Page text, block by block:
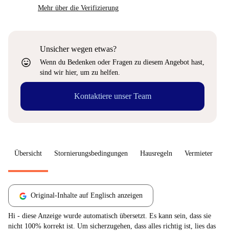
Mehr über die Verifizierung
sentiment_very_satisfied
Unsicher wegen etwas?
Wenn du Bedenken oder Fragen zu diesem Angebot hast,
sind wir hier, um zu helfen.
Kontaktiere unser Team
Übersicht Stornierungsbedingungen Hausregeln Vermieter
Original-Inhalte auf Englisch anzeigen
Hi - diese Anzeige wurde automatisch übersetzt. Es kann sein, dass sie
nicht 100% korrekt ist. Um sicherzugehen, dass alles richtig ist, lies das